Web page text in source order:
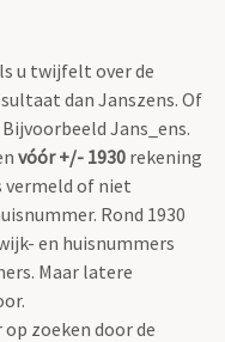
u twijfelt over de
dan Janszens. Of
Jans_ens.
vóór +/- 1930 rekening
vermeld of niet
Rond 1930
en huisnummers
Maar latere
zoeken door de